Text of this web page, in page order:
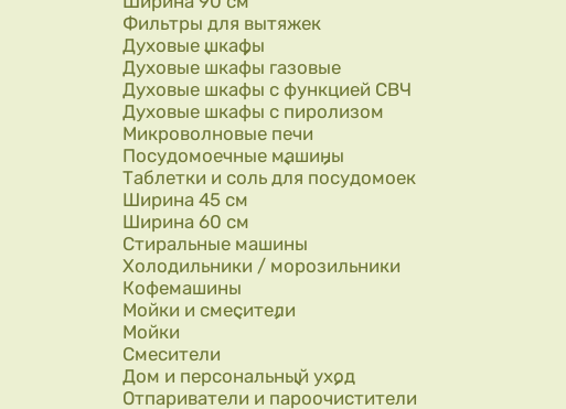
Фильтры для вытяжек
Духовые шкафы
Духовые шкафы газовые
Духовые шкафы с функцией СВЧ
Духовые шкафы с пиролизом
Микроволновые печи
Посудомоечные машины
Таблетки и соль для посудомоек
Ширина 45 см
Ширина 60 см
Стиральные машины
Холодильники / морозильники
Кофемашины
Мойки и смесители
Мойки
Смесители
Дом и персональный уход
Отпариватели и пароочистители